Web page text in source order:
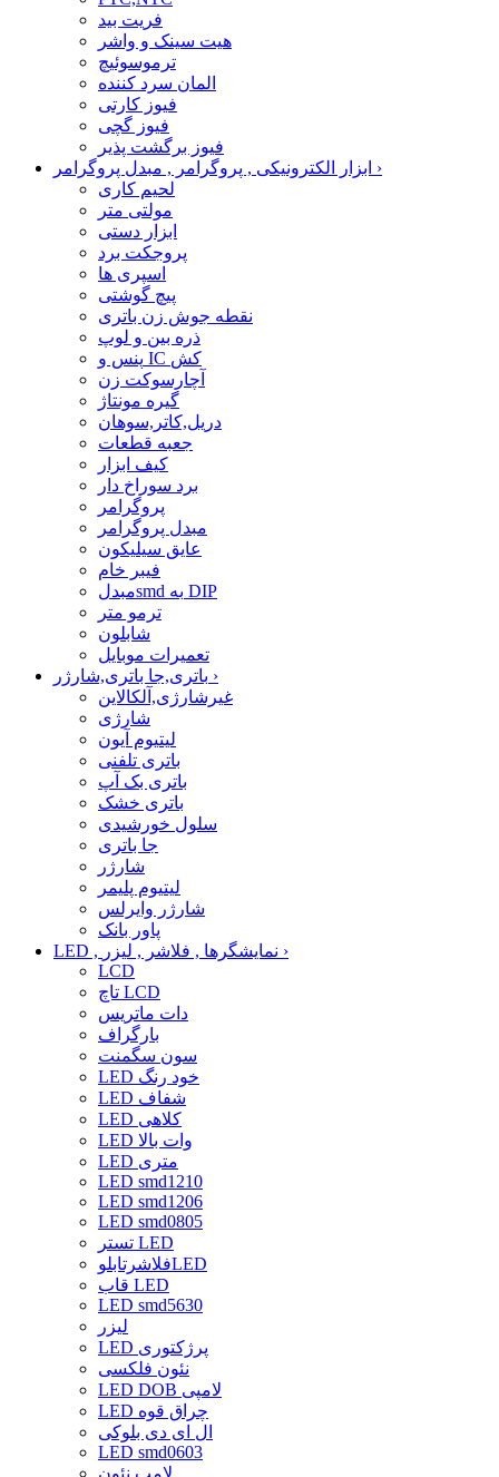
فریت بید
هیت سینک و واشر
ترموسوئیچ
المان سرد کننده
فیوز کارتی
فیوز گچی
فیوز برگشت پذیر
›
لحیم کاری
مولتی متر
ابزار دستی
پروجکت برد
اسپری ها
پیچ گوشتی
نقطه جوش زن باتری
ذره بین و لوپ
پنس و IC کش
آچارسوکت زن
گیره مونتاژ
دریل,کاتر,سوهان
جعبه قطعات
کیف ابزار
برد سوراخ دار
پروگرامر
مبدل پروگرامر
عایق سیلیکون
فیبر خام
مبدلsmd به DIP
ترمو متر
شابلون
تعمیرات موبایل
›
غیرشارژی,آلکالاین
شارژی
لیتیوم آیون
باتری تلفنی
باتری بک آپ
باتری خشک
سلول خورشیدی
جا باتری
شارژر
لیتیوم پلیمر
شارژر وایرلس
پاور بانک
›
LCD
تاچ LCD
دات ماتریس
بارگراف
سون سگمنت
LED خود رنگ
LED شفاف
LED کلاهی
LED وات بالا
LED متری
LED smd1210
LED smd1206
LED smd0805
تستر LED
فلاشرتابلوLED
قاب LED
LED smd5630
لیزر
LED پرژکتوری
نئون فلکسی
LED DOB لامپی
LED چراق قوه
ال ای دی بلوکی
LED smd0603